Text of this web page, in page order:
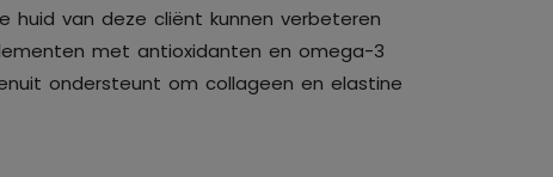
huid van deze cliënt kunnen verbeteren
met antioxidanten en omega-3
ondersteunt om collageen en elastine